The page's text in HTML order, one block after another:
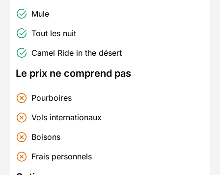
Mule
Tout les nuit
Camel Ride in the désert
Le prix ne comprend pas
Pourboires
Vols internationaux
Boisons
Frais personnels